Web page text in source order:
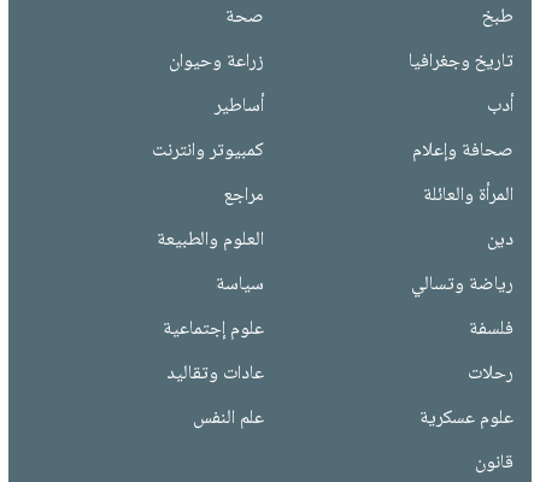
طبخ
صحة
تاريخ وجغرافيا
زراعة وحيوان
أدب
أساطير
صحافة وإعلام
كمبيوتر وانترنت
المرأة والعائلة
مراجع
دين
العلوم والطبيعة
رياضة وتسالي
سياسة
فلسفة
علوم إجتماعية
رحلات
عادات وتقاليد
علوم عسكرية
علم النفس
قانون